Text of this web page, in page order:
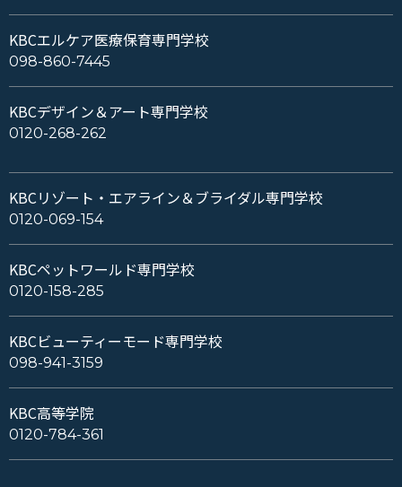
KBCエルケア医療保育専門学校
098-860-7445
KBCデザイン＆アート専門学校
0120-268-262
KBCリゾート・エアライン＆ブライダル専門学校
0120-069-154
KBCペットワールド専門学校
0120-158-285
KBCビューティーモード専門学校
098-941-3159
KBC高等学院
0120-784-361